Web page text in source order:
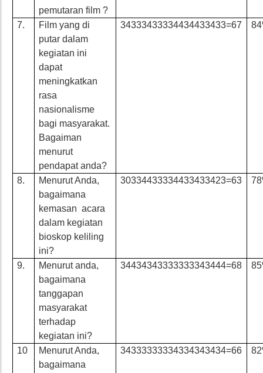
pemutaran film ?
7.
Film yang di
putar dalam
kegiatan ini
dapat
meningkatkan
rasa
nasionalisme
bagi masyarakat.
Bagaiman
menurut
pendapat anda?
34333433334434433433=67
8.
Menurut Anda,
bagaimana
kemasan acara
dalam kegiatan
bioskop keliling
ini?
30334433334433433423=63
9.
Menurut anda,
bagaimana
tanggapan
masyarakat
terhadap
kegiatan ini?
34434343333333343444=68
10
Menurut Anda,
bagaimana
34333333334334343434=66